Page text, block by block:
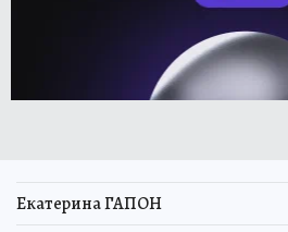
Екатерина ГАПОН